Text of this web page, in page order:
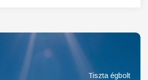
Tiszta égbolt